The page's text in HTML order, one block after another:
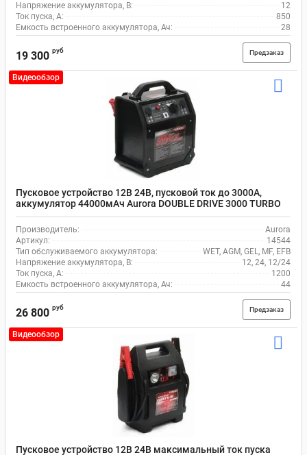
Напряжение аккумулятора, В:
12
Ток пуска, А:
850
Емкость встроенного аккумулятора, Ач:
28
19 300 руб Предзаказ
Видеообзор
Пусковое устройство 12В 24В, пусковой ток до 3000А,
аккумулятор 44000мАч Aurora DOUBLE DRIVE 3000 TURBO
PRO 14544
Производитель:
Aurora
Артикул:
14544
Тип обслуживаемого аккумулятора:
WET, AGM, GEL, MF, EFB
Напряжение аккумулятора, В:
12, 24, 12/24
Ток пуска, А:
1200
Емкость встроенного аккумулятора, Ач:
44
26 800 руб Предзаказ
Видеообзор
Пусковое устройство 12В 24В максимальный ток пуска